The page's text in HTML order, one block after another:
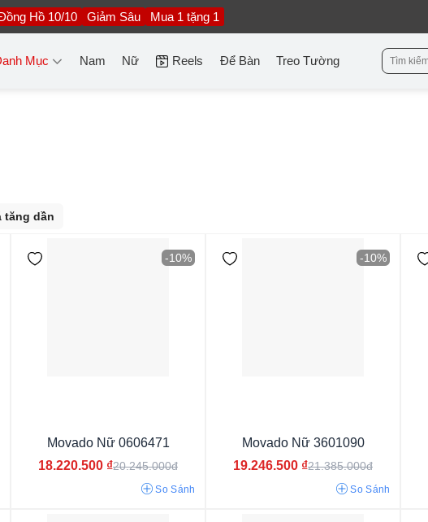
Hồ 10/10 Giảm Sâu Mua 1 tặng 1
Mục Nam Nữ Reels Để Bàn Treo Tường
Tìm
kiếm:
tăng dần
-10%
Movado Nữ 0606471
18.220.500 ₫20.245.000đ
So Sánh
-10%
Movado Nữ 3601090
19.246.500 ₫21.385.000đ
So Sánh